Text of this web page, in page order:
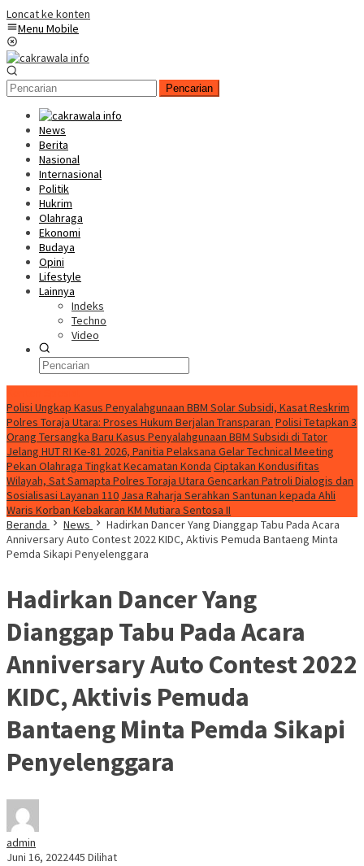
Loncat ke konten
Menu Mobile
Pencarian
News
Berita
Nasional
Internasional
Politik
Hukrim
Olahraga
Ekonomi
Budaya
Opini
Lifestyle
Lainnya
Indeks
Techno
Video
Polisi Ungkap Kasus Penyalahgunaan BBM Solar Subsidi, Kasat Reskrim
Polres Toraja Utara: Proses Hukum Berjalan Transparan Polisi Tetapkan 3
Orang Tersangka Baru Kasus Penyalahgunaan BBM Subsidi di Tator
Jelang HUT RI Ke-81 2026, Panitia Pelaksana Gelar Technical Meeting
Pekan Olahraga Tingkat Kecamatan Konda Ciptakan Kondusifitas
Wilayah, Sat Samapta Polres Toraja Utara Gencarkan Patroli Dialogis dan
Sosialisasi Layanan 110 Jasa Raharja Serahkan Santunan kepada Ahli
Waris Korban Kebakaran KM Mutiara Sentosa II
Beranda
News
Hadirkan Dancer Yang Dianggap Tabu Pada Acara
Anniversary Auto Contest 2022 KIDC, Aktivis Pemuda Bantaeng Minta
Pemda Sikapi Penyelenggara
Hadirkan Dancer Yang
Dianggap Tabu Pada Acara
Anniversary Auto Contest 2022
KIDC, Aktivis Pemuda
Bantaeng Minta Pemda Sikapi
Penyelenggara
admin
Juni 16, 2022445 Dilihat